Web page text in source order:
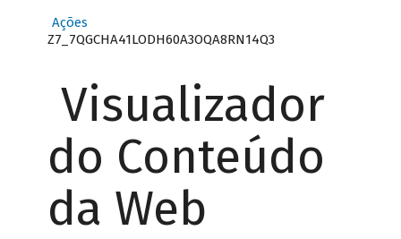
Ações
Z7_7QGCHA41LODH60A3OQA8RN14Q3
Visualizador
do Conteúdo
da Web